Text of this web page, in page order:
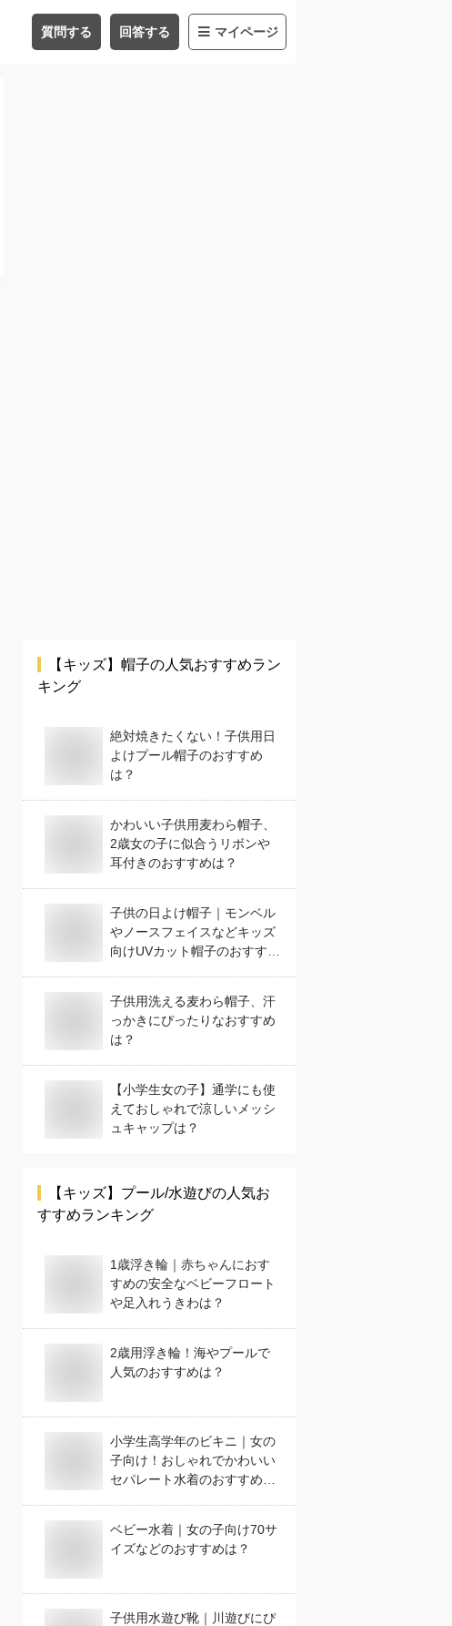
質問する 回答する マイページ
【キッズ】 帽子の人気おすすめラン
キング
絶対焼きたくない！子供用日
よけプール帽子のおすすめ
は？
かわいい子供用麦わら帽子、
2歳女の子に似合うリボンや
耳付きのおすすめは？
子供の日よけ帽子｜モンベル
やノースフェイスなどキッズ
向けUVカット帽子のおすすめ
子供用洗える麦わら帽子、汗
っかきにぴったりなおすすめ
は？
【小学生女の子】通学にも使
えておしゃれで涼しいメッシ
ュキャップは？
【キッズ】 プール/水遊びの人気お
すすめランキング
1歳浮き輪｜赤ちゃんにおす
すめの安全なベビーフロート
や足入れうきわは？
2歳用浮き輪！海やプールで
人気のおすすめは？
小学生高学年のビキニ｜女の
子向け！おしゃれでかわいい
セパレート水着のおすすめ
ベビー水着｜女の子向け70サ
イズなどのおすすめは？
子供用水遊び靴｜川遊びにぴ